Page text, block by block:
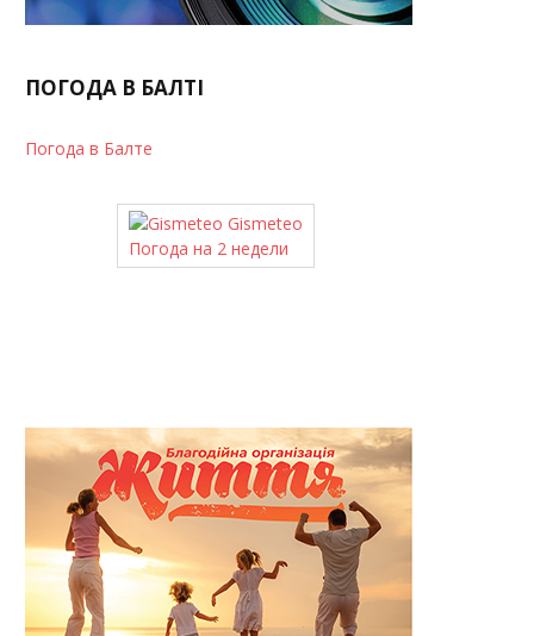
ПОГОДА В БАЛТІ
Погода в Балте
Gismeteo
Погода на 2 недели